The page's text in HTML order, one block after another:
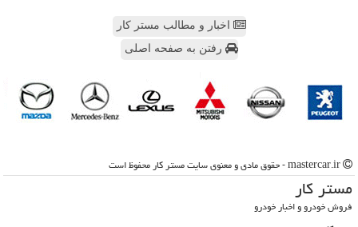
اخبار و مطالب مستر کار
رفتن به صفحه اصلی
مستر كار
فروش خودرو و اخبار خودرو